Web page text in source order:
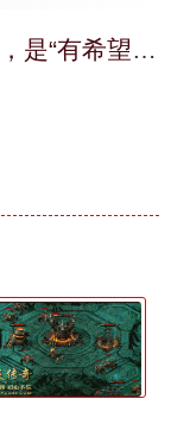
原始征途和传奇最大区别，是“有希望”还是“靠人带”？